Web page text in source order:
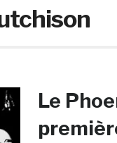
Le